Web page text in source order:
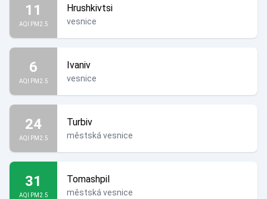
11
AQI PM2.5
Hrushkivtsi
vesnice
6
AQI PM2.5
Ivaniv
vesnice
24
AQI PM2.5
Turbiv
městská vesnice
31
AQI PM2.5
Tomashpil
městská vesnice